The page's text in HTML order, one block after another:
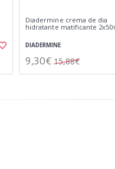
Diadermine crema de dia
hidratante matificante
DIADERMINE
9,30€ 15,88€